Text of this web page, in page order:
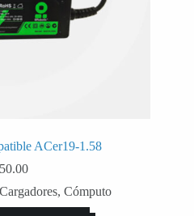
ACer19-1.58
Cargadores, Cómputo